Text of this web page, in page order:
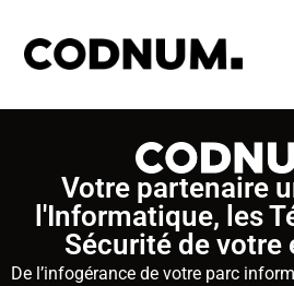
Votre partenaire
l'Informatique, les
Sécurité de votre
De l’infogérance de votre parc